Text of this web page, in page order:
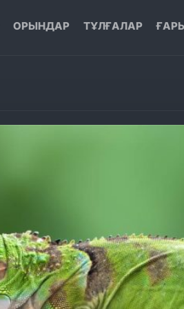
ОРЫНДАР ТҰЛҒАЛАР